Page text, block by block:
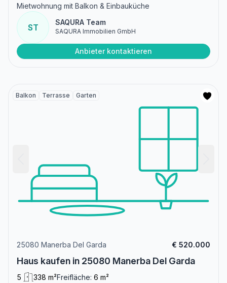
Mietwohnung mit Balkon & Einbauküche
ST
SAQURA Team
SAQURA Immobilien GmbH
Anbieter kontaktieren
Balkon Terrasse Garten
25080 Manerba Del Garda € 520.000
Haus kaufen in 25080 Manerba Del Garda
5 338 m²Freifläche: 6 m²